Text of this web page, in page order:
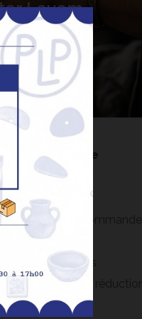
Lavem
S’abonner
Mon compte
personnelles
Historique commandes
Avoirs
Mes bons de réduction